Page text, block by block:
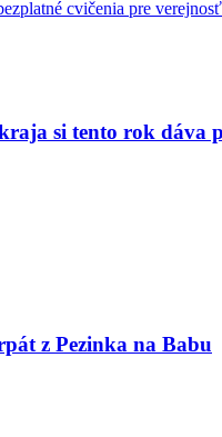
cvičenia pre verejnosť
si tento rok dáva
z Pezinka na Babu